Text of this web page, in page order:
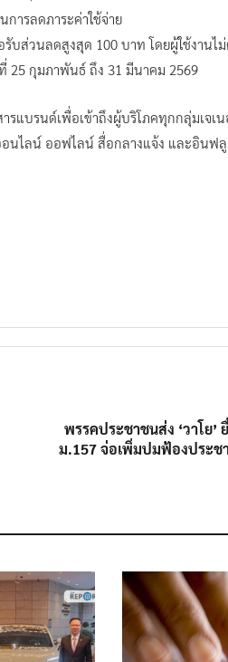
การลดภาระค่าใช้จ่าย
บส่วนลดสูงสุด 100 บาท โดยผู้ใช้งานไ
25 กุมภาพันธ์ ถึง 31 มีนาคม 2569
แบรนด์เพื่อเข้าถึงผู้บริโภคทุกกลุ่มเจเ
นไลน์ ออฟไลน์ สื่อกลางแจ้ง และอินฟลู
พรรคประชาชนส่ง ‘วาโย
ม.157 จ่อเพิ่มปมฟ้องประช